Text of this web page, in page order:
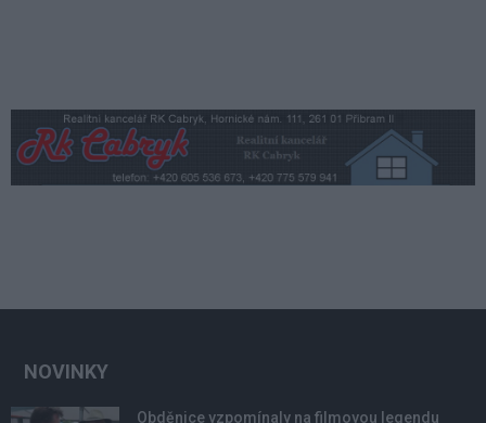
NOVINKY
Obděnice vzpomínaly na filmovou legendu